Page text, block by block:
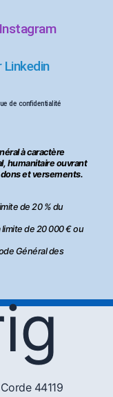
Linkedin
de confidentialité
à caractère
humanitaire ouvrant
et versements.
de 20 % du
limite de 20 000 € ou
Général des
44119